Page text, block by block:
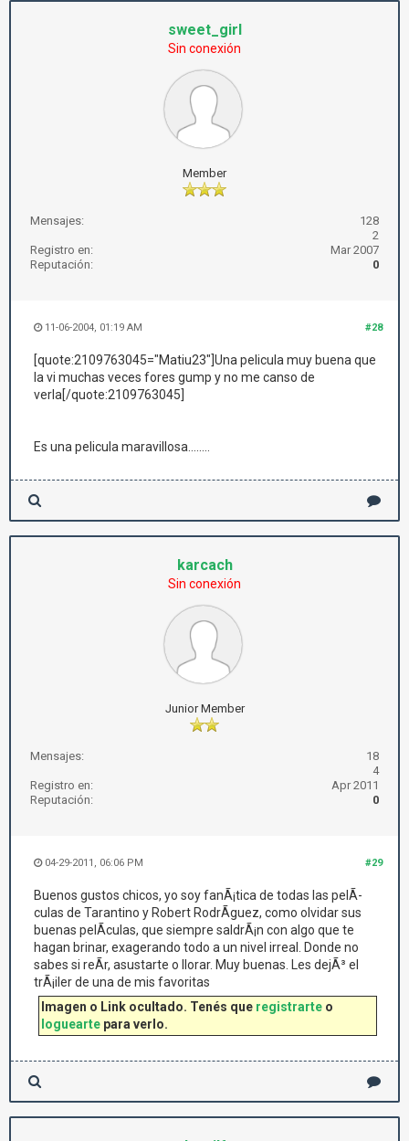
sweet_girl
Sin conexión
Member
Mensajes:
128
2
Registro en:
Mar 2007
Reputación:
0
#28
11-06-2004, 01:19 AM
[quote:2109763045="Matiu23"]Una pelicula muy buena que
la vi muchas veces fores gump y no me canso de
verla[/quote:2109763045]
Es una pelicula maravillosa........
karcach
Sin conexión
Junior Member
Mensajes:
18
4
Registro en:
Apr 2011
Reputación:
0
#29
04-29-2011, 06:06 PM
Buenos gustos chicos, yo soy fanÃ¡tica de todas las pelÃ­
culas de Tarantino y Robert RodrÃ­guez, como olvidar sus
buenas pelÃ­culas, que siempre saldrÃ¡n con algo que te
hagan brinar, exagerando todo a un nivel irreal. Donde no
sabes si reÃ­r, asustarte o llorar. Muy buenas. Les dejÃ³ el
trÃ¡iler de una de mis favoritas
Imagen o Link ocultado. Tenés que registrarte o
loguearte para verlo.